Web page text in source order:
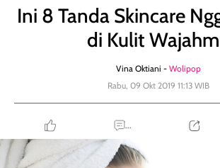
Ini 8 Tanda Skincare
di Kulit
Vina Oktiani - Wolipop
Rabu, 09 Okt 2019 11:13 WIB
...